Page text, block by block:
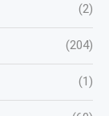
(2)
(204)
(1)